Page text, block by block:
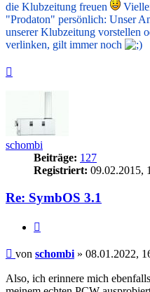
die Klubzeitung freuen
"Prodaton" persönlich: Unser
unserer Klubzeitung vorstellen
verlinken, gilt immer noch
schombi
Beiträge: 127
Registriert: 09.02.2015,
Re: SymbOS 3.1
Beitrag
von schombi » 08.01.2022,
Also, ich erinnere mich